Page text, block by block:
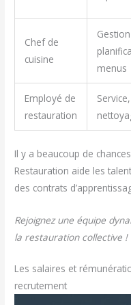
Chef de
cuisine
menus
Employé de
restauration
Service,
Il y a beaucoup de
Restauration aide les
des contrats
Rejoignez une équipe
la restauration collective !
Les salaires et
recrutement